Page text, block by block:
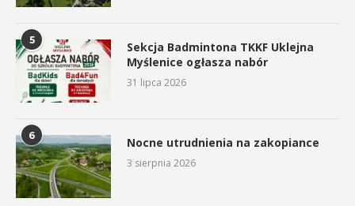
5
Sekcja Badmintona TKKF Uklejna
Myślenice ogłasza nabór
31 lipca 2026
6 Nocne utrudnienia na zakopiance
3 sierpnia 2026